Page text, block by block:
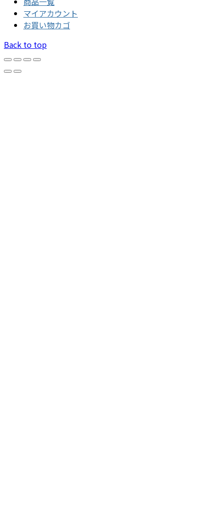
マイアカウント
お買い物カゴ
Back to top